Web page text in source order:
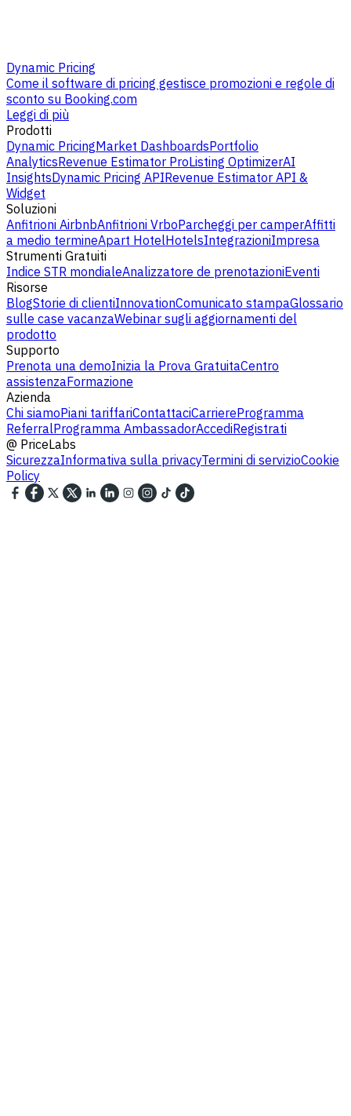
Dynamic Pricing
Come il software di pricing gestisce promozioni e regole di
sconto su Booking.com
Leggi di più
Prodotti
Dynamic PricingMarket DashboardsPortfolio
AnalyticsRevenue Estimator ProListing OptimizerAI
InsightsDynamic Pricing APIRevenue Estimator API &
Widget
Soluzioni
Anfitrioni AirbnbAnfitrioni VrboParcheggi per camperAffitti
a medio termineApart HotelHotelsIntegrazioniImpresa
Strumenti Gratuiti
Indice STR mondialeAnalizzatore de prenotazioniEventi
Risorse
BlogStorie di clientiInnovationComunicato stampaGlossario
sulle case vacanzaWebinar sugli aggiornamenti del
prodotto
Supporto
Prenota una demoInizia la Prova GratuitaCentro
assistenzaFormazione
Azienda
Chi siamoPiani tariffariContattaciCarriereProgramma
ReferralProgramma AmbassadorAccediRegistrati
@ PriceLabs
SicurezzaInformativa sulla privacyTermini di servizioCookie
Policy